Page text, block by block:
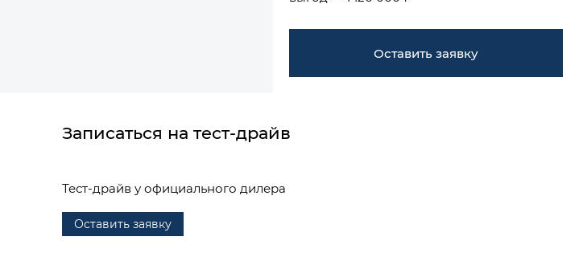
Оставить заявку
Записаться на тест-драйв
Тест-драйв у официального дилера
Оставить заявку